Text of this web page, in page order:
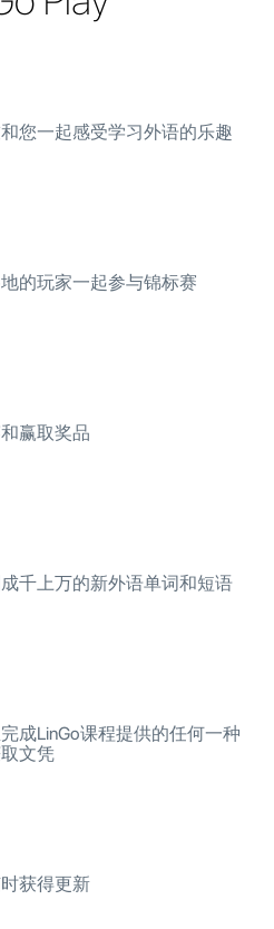
您一起感受学习外语的乐趣
的玩家一起参与锦标赛
赢取奖品
千上万的新外语单词和短语
成LinGo课程提供的任何一种
文凭
获得更新